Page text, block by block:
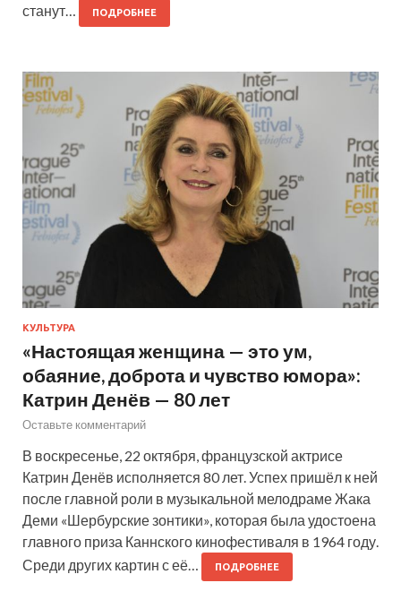
станут…
ПОДРОБНЕЕ
КУЛЬТУРА
«Настоящая женщина — это ум,
обаяние, доброта и чувство юмора»:
Катрин Денёв — 80 лет
Оставьте комментарий
В воскресенье, 22 октября, французской актрисе
Катрин Денёв исполняется 80 лет. Успех пришёл к ней
после главной роли в музыкальной мелодраме Жака
Деми «Шербурские зонтики», которая была удостоена
главного приза Каннского кинофестиваля в 1964 году.
Среди других картин с её…
ПОДРОБНЕЕ